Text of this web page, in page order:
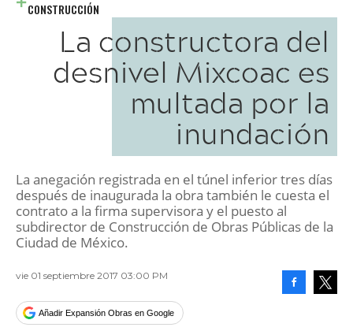
CONSTRUCCIÓN
La constructora del
desnivel Mixcoac es
multada por la
inundación
La anegación registrada en el túnel inferior tres días
después de inaugurada la obra también le cuesta el
contrato a la firma supervisora y el puesto al
subdirector de Construcción de Obras Públicas de la
Ciudad de México.
vie 01 septiembre 2017 03:00 PM
Añadir Expansión Obras en Google